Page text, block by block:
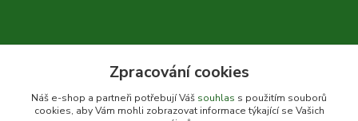
+420 604 310 066
Zpracování cookies
Náš e-shop a partneři potřebují Váš souhlas s použitím souborů
cookies, aby Vám mohli zobrazovat informace týkající se Vašich